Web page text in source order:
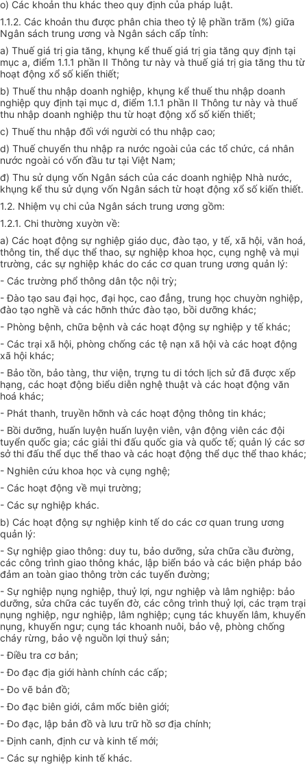
o) Các khoản thu khác theo quy định của pháp luật.
1.1.2. Các khoản thu được phân chia theo tỷ lệ phần trăm (%) giữa
Ngân sách trung ương và Ngân sách cấp tỉnh:
a) Thuế giá trị gia tăng, khụng kể thuế giá trị gia tăng quy định tại
mục a, điểm 1.1.1 phần II Thông tư này và thuế giá trị gia tăng thu từ
hoạt động xổ số kiến thiết;
b) Thuế thu nhập doanh nghiệp, khụng kể thuế thu nhập doanh
nghiệp quy định tại mục d, điểm 1.1.1 phần II Thông tư này và thuế
thu nhập doanh nghiệp thu từ hoạt động xổ số kiến thiết;
c) Thuế thu nhập đối với người có thu nhập cao;
d) Thuế chuyển thu nhập ra nước ngoài của các tổ chức, cá nhân
nước ngoài có vốn đầu tư tại Việt Nam;
đ) Thu sử dụng vốn Ngân sách của các doanh nghiệp Nhà nước,
khụng kể thu sử dụng vốn Ngân sách từ hoạt động xổ số kiến thiết.
1.2. Nhiệm vụ chi của Ngân sách trung ương gồm:
1.2.1. Chi thường xuyờn về:
a) Các hoạt động sự nghiệp giáo dục, đào tạo, y tế, xã hội, văn hoá,
thông tin, thể dục thể thao, sự nghiệp khoa học, cụng nghệ và mụi
trường, các sự nghiệp khác do các cơ quan trung ương quản lý:
- Các trường phổ thông dân tộc nội trỳ;
- Đào tạo sau đại học, đại học, cao đẳng, trung học chuyờn nghiệp,
đào tạo nghề và các hỡnh thức đào tạo, bồi dưỡng khác;
- Phòng bệnh, chữa bệnh và các hoạt động sự nghiệp y tế khác;
- Các trại xã hội, phòng chống các tệ nạn xã hội và các hoạt động
xã hội khác;
- Bảo tồn, bảo tàng, thư viện, trựng tu di tớch lịch sử đã được xếp
hạng, các hoạt động biểu diễn nghệ thuật và các hoạt động văn
hoá khác;
- Phát thanh, truyền hỡnh và các hoạt động thông tin khác;
- Bồi dưỡng, huấn luyện huấn luyện viên, vận động viên các đội
tuyển quốc gia; các giải thi đấu quốc gia và quốc tế; quản lý các sơ
sở thi đấu thể dục thể thao và các hoạt động thể dục thể thao khác;
- Nghiên cứu khoa học và cụng nghệ;
- Các hoạt động về mụi trường;
- Các sự nghiệp khác.
b) Các hoạt động sự nghiệp kinh tế do các cơ quan trung ương
quản lý:
- Sự nghiệp giao thông: duy tu, bảo dưỡng, sửa chữa cầu đường,
các công trình giao thông khác, lập biển báo và các biện pháp bảo
đảm an toàn giao thông trờn các tuyến đường;
- Sự nghiệp nụng nghiệp, thuỷ lợi, ngư nghiệp và lâm nghiệp: bảo
dưỡng, sửa chữa các tuyến đờ, các công trình thuỷ lợi, các trạm trại
nụng nghiệp, ngư nghiệp, lâm nghiệp; cụng tác khuyến lâm, khuyến
nụng, khuyến ngư; cụng tác khoanh nuôi, bảo vệ, phòng chống
cháy rừng, bảo vệ nguồn lợi thuỷ sản;
- Điều tra cơ bản;
- Đo đạc địa giới hành chính các cấp;
- Đo vẽ bản đồ;
- Đo đạc biên giới, cắm mốc biên giới;
- Đo đạc, lập bản đồ và lưu trữ hồ sơ địa chính;
- Định canh, định cư và kinh tế mới;
- Các sự nghiệp kinh tế khác.